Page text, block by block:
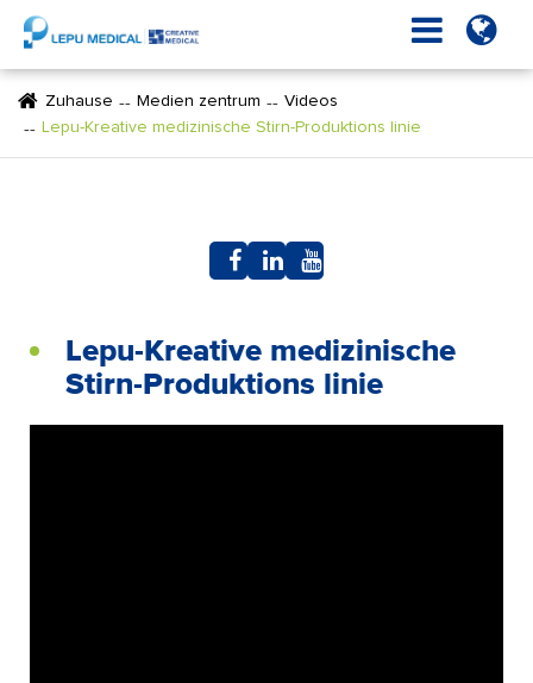
Zuhause Medien zentrum
Videos
Lepu-Kreative medizinische Stirn-Produktions linie
Lepu-Kreative medizinische
Stirn-Produktions linie